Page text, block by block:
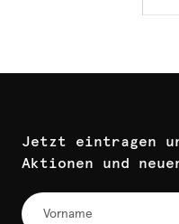
Jetzt eintragen
Aktionen und